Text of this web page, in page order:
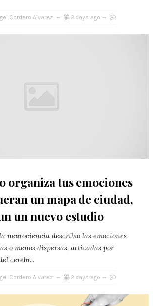
Cordero Alvarez 2 days ago
organiza tus emociones
un mapa de ciudad,
un nuevo estudio
neurociencia describio las emociones
o menos dispersas, activadas por
cerebr...
Cordero Alvarez 2 days ago